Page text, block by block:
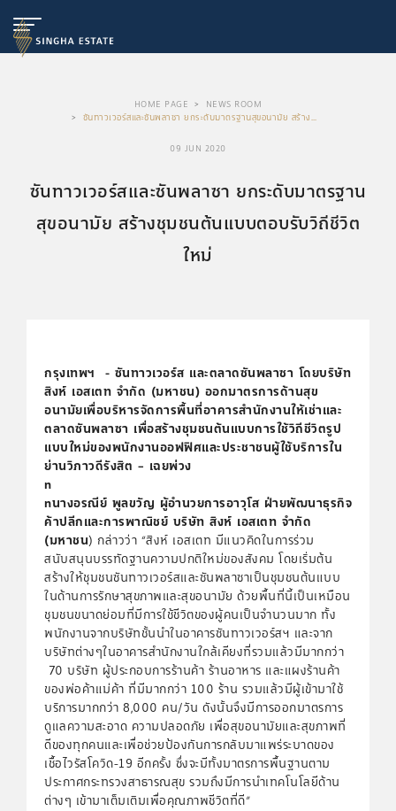
HOME PAGE
NEWS ROOM
ซันทาวเวอร์สและซันพลาซา ยกระดับมาตรฐานสุขอนามัย สร้าง
09 JUN 2020
ซันทาวเวอร์สและซันพลาซา ยกระดับมาตรฐาน
สุขอนามัย สร้างชุมชนต้นแบบตอบรับวิถีชีวิต
ใหม่
กรุงเทพฯ - ซันทาวเวอร์ส และตลาดซันพลาซา โดยบริษัท
สิงห์ เอสเตท จำกัด (มหาชน) ออกมาตรการด้านสุข
อนามัยเพื่อบริหารจัดการพื้นที่อาคารสำนักงานให้เช่าและ
ตลาดซันพลาซา เพื่อสร้างชุมชนต้นแบบการใช้วิถีชีวิตรูป
แบบใหม่ของพนักงานออฟฟิศและประชาชนผู้ใช้บริการใน
ย่านวิภาวดีรังสิต – เฉยพ่วง
n
nนางอรณีย์ พูลขวัญ ผู้อำนวยการอาวุโส ฝ่ายพัฒนาธุรกิจ
ค้าปลีกและการพาณิชย์ บริษัท สิงห์ เอสเตท จำกัด
(มหาชน) กล่าวว่า “สิงห์ เอสเตท มีแนวคิดในการร่วม
สนับสนุนบรรทัดฐานความปกติใหม่ของสังคม โดยเริ่มต้น
สร้างให้ชุมชนซันทาวเวอร์สและซันพลาซาเป็นชุมชนต้นแบบ
ในด้านการรักษาสุขภาพและสุขอนามัย ด้วยพื้นที่นี้เป็นเหมือน
ชุมชนขนาดย่อมที่มีการใช้ชีวิตของผู้คนเป็นจำนวนมาก ทั้ง
พนักงานจากบริษัทชั้นนำในอาคารซันทาวเวอร์สฯ และจาก
บริษัทต่างๆในอาคารสำนักงานใกล้เคียงที่รวมแล้วมีมากกว่า
70 บริษัท ผู้ประกอบการร้านค้า ร้านอาหาร และแผงร้านค้า
ของพ่อค้าแม่ค้า ที่มีมากกว่า 100 ร้าน รวมแล้วมีผู้เข้ามาใช้
บริการมากกว่า 8,000 คน/วัน ดังนั้นจึงมีการออกมาตรการ
ดูแลความสะอาด ความปลอดภัย เพื่อสุขอนามัยและสุขภาพที่
ดีของทุกคนและเพื่อช่วยป้องกันการกลับมาแพร่ระบาดของ
เชื้อไวรัสโควิด-19 อีกครั้ง ซึ่งจะมีทั้งมาตรการพื้นฐานตาม
ประกาศกระทรวงสาธารณสุข รวมถึงมีการนำเทคโนโลยีด้าน
ต่างๆ เข้ามาเต็มเติมเพื่อคุณภาพชีวิตที่ดี”